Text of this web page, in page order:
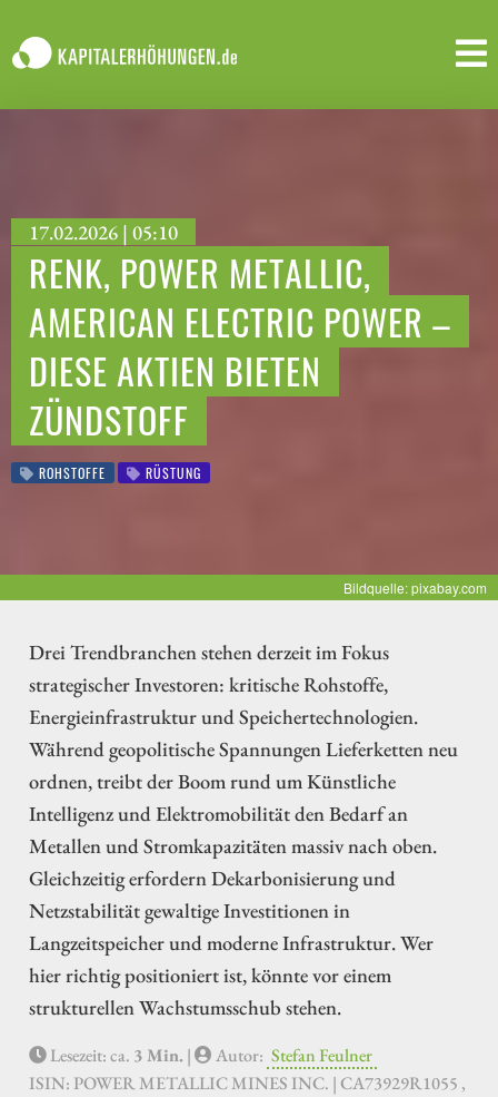
17.02.2026 | 05:10
RENK, POWER METALLIC,
AMERICAN ELECTRIC POWER –
DIESE AKTIEN BIETEN
ZÜNDSTOFF
ROHSTOFFE RÜSTUNG
Bildquelle: pixabay.com
Drei Trendbranchen stehen derzeit im Fokus
strategischer Investoren: kritische Rohstoffe,
Energieinfrastruktur und Speichertechnologien.
Während geopolitische Spannungen Lieferketten neu
ordnen, treibt der Boom rund um Künstliche
Intelligenz und Elektromobilität den Bedarf an
Metallen und Stromkapazitäten massiv nach oben.
Gleichzeitig erfordern Dekarbonisierung und
Netzstabilität gewaltige Investitionen in
Langzeitspeicher und moderne Infrastruktur. Wer
hier richtig positioniert ist, könnte vor einem
strukturellen Wachstumsschub stehen.
Lesezeit: ca. 3 Min. | Autor: Stefan Feulner
ISIN: POWER METALLIC MINES INC. | CA73929R1055 ,